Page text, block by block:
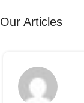
Our Articles